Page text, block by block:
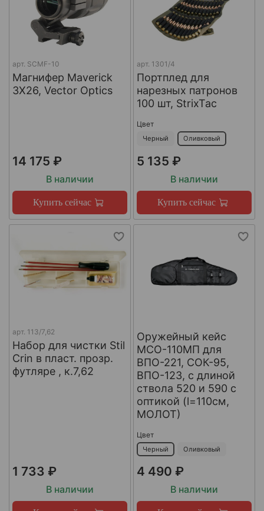
арт. SCMF-10
Магнифер Maverick
3X26, Vector Optics
14 175 ₽
В наличии
Купить сейчас
арт. 1301/4
Портплед для
нарезных патронов
100 шт, StrixTac
Цвет
Черный Оливковый
5 135 ₽
В наличии
Купить сейчас
арт. 113/7,62
Набор для чистки Stil
Crin в пласт. прозр.
футляре , к.7,62
1 733 ₽
В наличии
Оружейный кейс
МСО-110МП для
ВПО-221, СОК-95,
ВПО-123, с длиной
ствола 520 и 590 с
оптикой (l=110см,
МОЛОТ)
Цвет
Черный Оливковый
4 490 ₽
В наличии